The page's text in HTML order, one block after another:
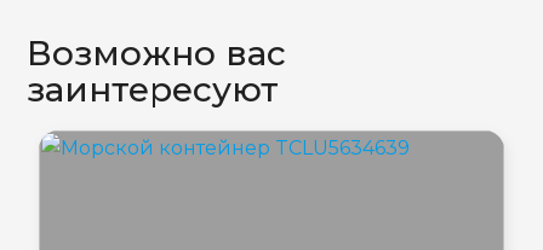
Возможно вас
заинтересуют